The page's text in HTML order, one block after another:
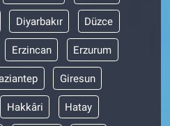
Diyarbakır Düzce
Erzincan Erzurum
Giresun
Hakkâri Hatay